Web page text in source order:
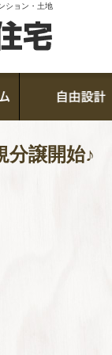
ション・土地
分譲開始♪